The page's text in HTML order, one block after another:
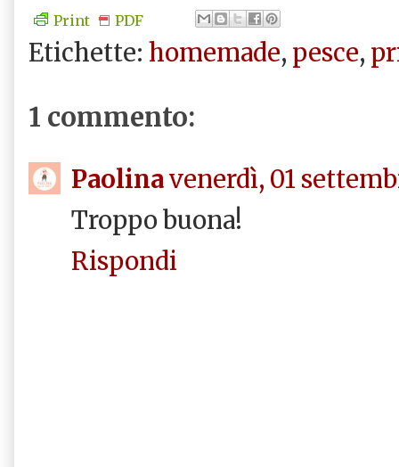
Print PDF
Etichette: homemade, pesce,
1 commento:
Paolinavenerdì, 01
Troppo buona!
Rispondi